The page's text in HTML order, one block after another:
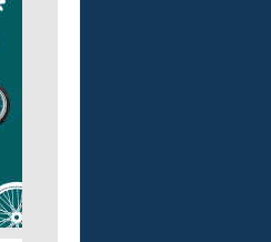
in Vollzeit
Lebenshilfe im Landkreis
GmbH